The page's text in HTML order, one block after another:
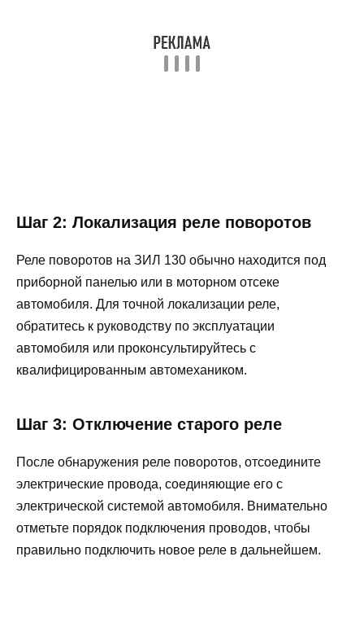
Шаг 2: Локализация реле поворотов
Реле поворотов на ЗИЛ 130 обычно находится под
приборной панелью или в моторном отсеке
автомобиля. Для точной локализации реле,
обратитесь к руководству по эксплуатации
автомобиля или проконсультируйтесь с
квалифицированным автомехаником.
Шаг 3: Отключение старого реле
После обнаружения реле поворотов, отсоедините
электрические провода, соединяющие его с
электрической системой автомобиля. Внимательно
отметьте порядок подключения проводов, чтобы
правильно подключить новое реле в дальнейшем.